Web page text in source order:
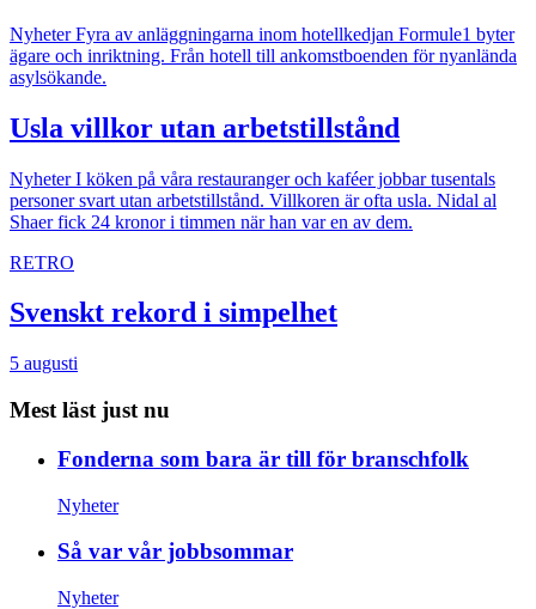
NyheterFyra av anläggningarna inom hotellkedjan Formule1 byter
ägare och inriktning. Från hotell till ankomstboenden för nyanlända
asylsökande.
Usla villkor utan arbetstillstånd
NyheterI köken på våra restauranger och kaféer jobbar tusentals
personer svart utan arbetstillstånd. Villkoren är ofta usla. Nidal al
Shaer fick 24 kronor i timmen när han var en av dem.
RETRO
Svenskt rekord i simpelhet
5 augusti
Mest läst just nu
Fonderna som bara är till för branschfolk
Nyheter
Så var vår jobbsommar
Nyheter